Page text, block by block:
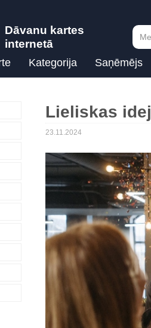
Dāvanu kartes
internetā
Kategorija Saņēmējs
Lieliskas
23.11.2024